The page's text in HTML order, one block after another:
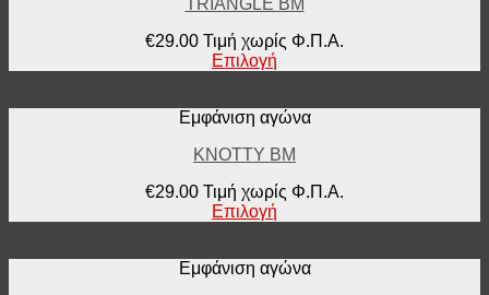
TRIANGLE BM
€29.00 Τιμή χωρίς Φ.Π.Α.
Επιλογή
Εμφάνιση αγώνα
KNOTTY BM
€29.00 Τιμή χωρίς Φ.Π.Α.
Επιλογή
Εμφάνιση αγώνα